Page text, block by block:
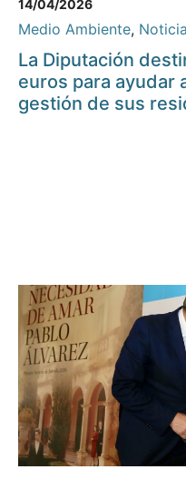
14/04/2026
Medio Ambiente,
La Diputación
euros para ayudar
gestión de sus